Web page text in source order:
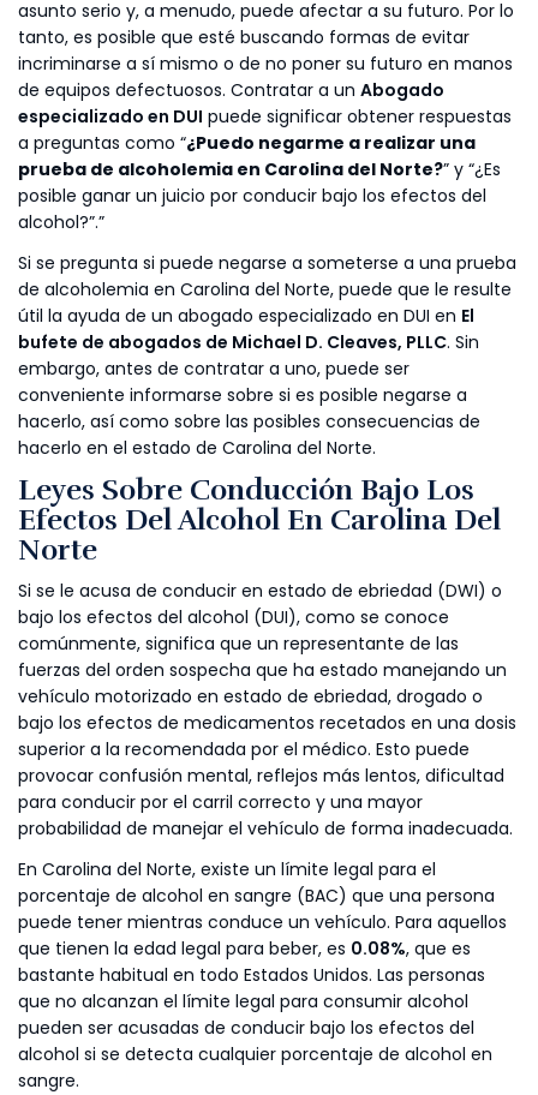
asunto serio y, a menudo, puede afectar a su futuro. Por lo
tanto, es posible que esté buscando formas de evitar
incriminarse a sí mismo o de no poner su futuro en manos
de equipos defectuosos. Contratar a un Abogado
especializado en DUI puede significar obtener respuestas
a preguntas como “¿Puedo negarme a realizar una
prueba de alcoholemia en Carolina del Norte?” y “¿Es
posible ganar un juicio por conducir bajo los efectos del
alcohol?”.”
Si se pregunta si puede negarse a someterse a una prueba
de alcoholemia en Carolina del Norte, puede que le resulte
útil la ayuda de un abogado especializado en DUI en El
bufete de abogados de Michael D. Cleaves, PLLC. Sin
embargo, antes de contratar a uno, puede ser
conveniente informarse sobre si es posible negarse a
hacerlo, así como sobre las posibles consecuencias de
hacerlo en el estado de Carolina del Norte.
Leyes Sobre Conducción Bajo Los
Efectos Del Alcohol En Carolina Del
Norte
Si se le acusa de conducir en estado de ebriedad (DWI) o
bajo los efectos del alcohol (DUI), como se conoce
comúnmente, significa que un representante de las
fuerzas del orden sospecha que ha estado manejando un
vehículo motorizado en estado de ebriedad, drogado o
bajo los efectos de medicamentos recetados en una dosis
superior a la recomendada por el médico. Esto puede
provocar confusión mental, reflejos más lentos, dificultad
para conducir por el carril correcto y una mayor
probabilidad de manejar el vehículo de forma inadecuada.
En Carolina del Norte, existe un límite legal para el
porcentaje de alcohol en sangre (BAC) que una persona
puede tener mientras conduce un vehículo. Para aquellos
que tienen la edad legal para beber, es 0.08%, que es
bastante habitual en todo Estados Unidos. Las personas
que no alcanzan el límite legal para consumir alcohol
pueden ser acusadas de conducir bajo los efectos del
alcohol si se detecta cualquier porcentaje de alcohol en
sangre.